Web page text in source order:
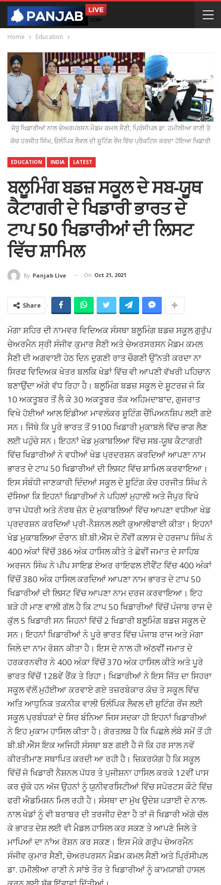
Home Education
ਜੇਤੂ ਖਿਡਾਰੀਆਂ ਨਾਲ ਚੇਅਰਪਰਸਨ ਮੈਡਮ ਕਮਲ ਸੈਣੀ, ਪ੍ਰਿੰਸੀਪਲ ਡਾ. ਹਮੀਲੀਆ ਰਾਣੀ ਤੇ
ਕੋਚ ਹਰਜੀਤ ਸਿੰਘ, ਓਲੰਪਿਕ ਲੈਵਲ ਦੀ ਸ਼ੂਟਿੰਗ ਰੇਂਜ ਵਿੱਚ ਪ੍ਰੈਕਟਿਸ ਕਰਦਾ ਹੋਇਆ ਖਿਡਾਰੀ
EDUCATION INDIA LATEST
ਬਲੂਮਿੰਗ ਬਡਜ਼ ਸਕੂਲ ਦੇ ਸਬ-ਯੂਥ
ਕੈਟਾਗਰੀ ਦੇ ਖਿਡਾਰੀ ਭਾਰਤ ਦੇ
ਟਾਪ 50 ਖਿਡਾਰੀਆਂ ਦੀ ਲਿਸਟ
ਵਿੱਚ ਸ਼ਾਮਿਲ
By Panjab Live On Oct 21, 2021
Share
ਮੋਗਾ ਸ਼ਹਿਰ ਦੀ ਨਾਮਵਰ ਵਿਦਿਅਕ ਸੰਸਥਾ ਬਲੂਮਿੰਗ ਬਡਜ਼ ਸਕੂਲ ਗੁਰੁੱਪ
ਚੇਅਰਮੈਨ ਸ੍ਰੀ ਸੰਜੀਵ ਕੁਮਾਰ ਸੈਣੀ ਅਤੇ ਚੇਅਰਸਰਸਨ ਮੈਡਮ ਕਮਲ
ਸੈਣੀ ਦੀ ਅਗਵਾਈ ਹੇਠ ਦਿਨ ਦੁਗਣੀ ਰਾਤ ਚੌਗਣੀ ਉੱਨਤੀ ਕਰਦਾ ਨਾ
ਸਿਰਫ ਵਿਦਿਅਕ ਖੇਤਰ ਬਲਕਿ ਖੇਡਾਂ ਵਿੱਚ ਵੀ ਆਪਣੀ ਵੱਖਰੀ ਪਹਿਚਾਨ
ਬਣਾਉਂਦਾ ਅੱਗੇ ਵੱਧ ਰਿਹਾ ਹੈ। ਬਲੂਮਿੰਗ ਬਡਜ਼ ਸਕੂਲ ਦੇ ਸ਼ੂਟਰਜ਼ ਜੋ ਕਿ
10 ਅਕਤੂਬਰ ਤੋਂ ਲੈ ਕੇ 30 ਅਕਤੂਬਰ ਤੱਕ ਅਹਿਮਦਾਬਾਦ, ਗੁਜਰਾਤ
ਵਿਖੇ ਹੋਈਆਂ ਆਲ ਇੰਡੀਆ ਮਾਵਲੰਕਰ ਸ਼ੂਟਿੰਗ ਚੈਂਪਿਅਨਸ਼ਿਪ ਲਈ ਗਏ
ਸਨ। ਜਿੱਥੇ ਕਿ ਪੂਰੇ ਭਾਰਤ ਤੋਂ 9100 ਖਿਡਾਰੀ ਮੁਕਾਬਲੇ ਵਿੱਚ ਭਾਗ ਲੈਣ
ਲਈ ਪਹੁੰਚੇ ਸਨ। ਇਹਨਾਂ ਖੇਡ ਮੁਕਾਬਲਿਆ ਵਿੱਚ ਸਬ-ਯੂਥ ਕੈਟਾਗਰੀ
ਵਿੱਚ ਖਿਡਾਰੀਆਂ ਨੇ ਵਧੀਆਂ ਖੇਡ ਪ੍ਰਦਰਸ਼ਨ ਕਰਦਿਆਂ ਆਪਣਾ ਨਾਮ
ਭਾਰਤ ਦੇ ਟਾਪ 50 ਖਿਡਾਰੀਆਂ ਦੀ ਲਿਸਟ ਵਿੱਚ ਸ਼ਾਮਿਲ ਕਰਵਾਇਆ।
ਇਸ ਸੰਬੰਧੀ ਜਾਣਕਾਰੀ ਦਿੰਦਆਂ ਸਕੂਲ ਦੇ ਸ਼ੂਟਿੰਗ ਕੋਚ ਹਰਜੀਤ ਸਿੰਘ ਨੇ
ਦੱਸਿਆ ਕਿ ਇਹਨਾਂ ਖਿਡਾਰੀਆਂ ਨੇ ਪਹਿਲਾਂ ਮੁਹਾਲੀ ਅਤੇ ਜੈਪੁਰ ਵਿਖੇ
ਰਾਜ ਪੱਧਰੀ ਅਤੇ ਨੋਰਥ ਜ਼ੋਨ ਦੇ ਮੁਕਾਬਲਿਆਂ ਵਿੱਚ ਆਪਣਾ ਵਧੀਆ ਖੇਡ
ਪ੍ਰਦਰਸ਼ਨ ਕਰਦਿਆਂ ਪ੍ਰੀ-ਨੈਸ਼ਨਲ ਲਈ ਕੁਆਲੀਫਾਈ ਕੀਤਾ। ਇਹਨਾਂ
ਖੇਡ ਮੁਕਾਬਲਿਆ ਦੌਰਾਨ ਬੀ.ਬੀ.ਐੱਸ ਦੇ ਨੌਂਵੀਂ ਕਲਾਸ ਦੇ ਹਰਜਾਪ ਸਿੰਘ ਨੇ
400 ਅੰਕਾਂ ਵਿੱਚੋਂ 386 ਅੰਕ ਹਾਸਿਲ ਕੀਤੇ ਤੇ ਛੇਵੀਂ ਜਮਾਤ ਦੇ ਸਾਹਿਬ
ਅਰਜਨ ਸਿੰਘ ਨੇ ਪੀਪ ਸਾਇਡ ਏਅਰ ਰਾਇਫਲ ਈਵੈਂਟ ਵਿੱਚ 400 ਅੰਕਾਂ
ਵਿੱਚੋਂ 380 ਅੰਕ ਹਾਸਿਲ ਕਰਦਿਆਂ ਆਪਣਾ ਨਾਮ ਭਾਰਤ ਦੇ ਟਾਪ 50
ਖਿਡਾਰੀਆਂ ਦੀ ਲਿਸਟ ਵਿੱਚ ਆਪਣਾ ਨਾਮ ਦਰਜ ਕਰਵਾਇਆ। ਇਹ
ਬੜੇ ਹੀ ਮਾਣ ਵਾਲੀ ਗੱਲ ਹੈ ਕਿ ਟਾਪ 50 ਖਿਡਾਰੀਆਂ ਵਿੱਚੋਂ ਪੰਜਾਬ ਰਾਜ ਦੇ
ਕੁੱਲ 5 ਖਿਡਾਰੀ ਸਨ ਜਿਹਨਾਂ ਵਿੱਚੋਂ 2 ਖਿਡਾਰੀ ਬਲੂਮਿੰਗ ਬਡਜ਼ ਸਕੂਲ ਦੇ
ਸਨ। ਇਹਨਾਂ ਖਿਡਾਰੀਆਂ ਨੇ ਪੂਰੇ ਭਾਰਤ ਵਿੱਚ ਪੰਜਾਬ ਰਾਜ ਅਤੇ ਮੋਗਾ
ਜਿਲੇ ਦਾ ਨਾਮ ਰੋਸ਼ਨ ਕੀਤਾ ਹੈ। ਇਸ ਦੇ ਨਾਲ ਹੀ ਅੱਠਵੀਂ ਜਮਾਤ ਦੇ
ਹਰਕਰਨਵੀਰ ਨੇ 400 ਅੰਕਾ ਵਿੱਚੋਂ 370 ਅੰਕ ਹਾਸਿਲ ਕੀਤੇ ਅਤੇ ਪੂਰੇ
ਭਾਰਤ ਵਿੱਚੋਂ 128ਵੇਂ ਰੈਂਕ ਤੇ ਰਿਹਾ। ਖਿਡਾਰੀਆਂ ਨੇ ਇਸ ਜਿੱਤ ਦਾ ਸਿਹਰਾ
ਸਕੂਲ ਵੱਲੋਂ ਮੁਹੱਈਆ ਕਰਵਾਏ ਗਏ ਤਜ਼ਰਬੇਕਾਰ ਕੋਚ ਤੇ ਸਕੂਲ ਵਿੱਚ
ਅਤਿ ਆਧੁਨਿਕ ਤਕਨੀਕ ਵਾਲੀ ਓਲੰਪਿਕ ਲੈਵਲ ਦੀ ਸ਼ੁਟਿੰਗ ਰੇਂਜ ਲਈ
ਸਕੂਲ ਪ੍ਰਬੰਧਕਾਂ ਦੇ ਸਿਰ ਬੰਨਿਆ ਜਿਸ ਸਦਕਾ ਹੀ ਇਹਨਾਂ ਖਿਡਾਰੀਆਂ
ਨੇ ਇਹ ਮੁਕਾਮ ਹਾਸਿਲ ਕੀਤਾ ਹੈ। ਗੋਰਤਲਬ ਹੈ ਕਿ ਪਿਛਲੇ ਲੰਬੇ ਸਮੇਂ ਤੋਂ ਹੀ
ਬੀ.ਬੀ.ਐੱਸ ਇਕ ਅਜਿਹੀ ਸੰਸਥਾ ਬਣ ਗਈ ਹੈ ਜੋ ਕਿ ਹਰ ਸਾਲ ਨਵੇਂ
ਕੀਰਤੀਮਾਣ ਸਥਾਪਿਤ ਕਰਦੀ ਆ ਰਹੀ ਹੈ। ਜ਼ਿਕਰਯੋਗ ਹੈ ਕਿ ਸਕੂਲ
ਵਿੱਚੋਂ ਜੋ ਖਿਡਾਰੀ ਨੈਸ਼ਨਲ ਪੱਧਰ ਤੇ ਪੁਜੀਸ਼ਨਾ ਹਾਸਿਲ ਕਰਕੇ 12ਵੀਂ ਪਾਸ
ਕਰ ਚੁੱਕੇ ਹਨ ਅੱਜ ਉਹਨਾਂ ਨੂੰ ਯੁਨੀਵਰਸਿਟੀਆਂ ਵਿੱਚ ਸਪੋਰਟਸ ਕੌਟੇ ਵਿੱਚ
ਫਰੀ ਐਡਮਿਸ਼ਨ ਮਿਲ ਰਹੀ ਹੈ। ਸੰਸਥਾ ਦਾ ਮੁੱਖ ਉਦੇਸ਼ ਪੜਾਈ ਦੇ ਨਾਲ-
ਨਾਲ ਖੇਡਾਂ ਨੂੰ ਵੀ ਬਰਾਬਰ ਦੀ ਤਰਜੀਹ ਦੇਣਾ ਹੈ ਤਾਂ ਜੋ ਖਿਡਾਰੀ ਅੱਗੇ ਚੱਲ
ਕੇ ਭਾਰਤ ਦੇਸ਼ ਲਈ ਵੀ ਮੈਡਲ ਹਾਸਿਲ ਕਰ ਸਕਣ ਤੇ ਆਪਣੇ ਜਿਲੇ ਤੇ
ਮਾਪਿਆਂ ਦਾ ਨਾਂਅ ਰੋਸ਼ਨ ਕਰ ਸਕਣ। ਇਸ ਮੌਕੇ ਗਰੁੱਪ ਚੇਅਰਮੈਨ
ਸੰਜੀਵ ਕੁਮਾਰ ਸੈਣੀ, ਚੇਅਰਪਰਸਨ ਮੈਡਮ ਕਮਲ ਸੈਣੀ ਅਤੇ ਪ੍ਰਿੰਸੀਪਲ
ਡਾ. ਹਮੀਲੀਆ ਰਾਣੀ ਨੇ ਸਾਂਝੇ ਤੌਰ ਤੇ ਖਿਡਾਰੀਆਂ ਨੂੰ ਕਾਮਯਾਬੀ ਹਾਸਲ